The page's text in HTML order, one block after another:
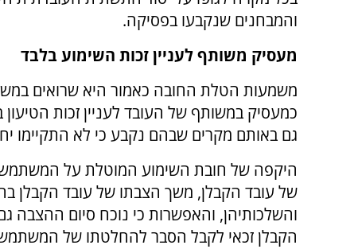
והמבחנים שנקבעו בפסיקה.
מעסיק משותף לעניין זכות השימוע בלבד
משמעות הטלת החובה כאמור היא שרואים
כמעסיק במשותף של העובד לעניין זכות הטיעון
גם באותם מקרים שבהם נקבע כי לא התקיימו
היקפה של חובת השימוע המוטלת על המשתמש
של עובד הקבלן, משך הצבתו של עובד הקבלן
והשלכותיהן, והאפשרות כי נוכח סיום ההצבה
הקבלן זכאי לקבל הסבר להחלטתו של